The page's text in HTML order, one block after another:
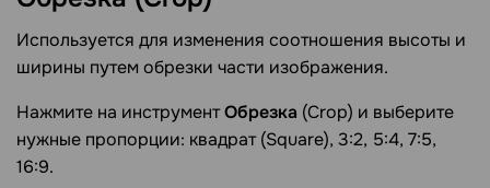
Используется для изменения соотношения высоты и
ширины путем обрезки части изображения.
Нажмите на инструментОбрезка (Crop) и выберите
нужные пропорции: квадрат (Square), 3:2, 5:4, 7:5,
16:9.